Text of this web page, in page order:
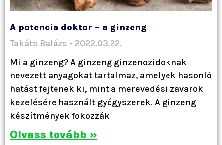
A potencia doktor – a ginzeng
Takáts Balázs
2022.03.22.
Mi a ginzeng? A ginzeng ginzenozidoknak
nevezett anyagokat tartalmaz, amelyek hasonló
hatást fejtenek ki, mint a merevedési zavarok
kezelésére használt gyógyszerek. A ginzeng
készítmények fokozzák
Olvass tovább »